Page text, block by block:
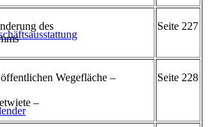
des
Seite 227
Wegefläche –
–
Seite 228